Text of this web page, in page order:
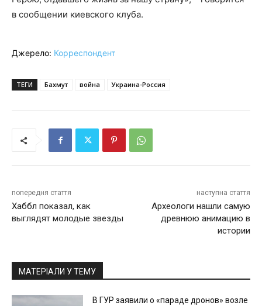
в сообщении киевского клуба.
Джерело: Корреспондент
ТЕГИ Бахмут война Украина-Россия
попередня стаття
Хаббл показал, как
выглядят молодые звезды
наступна стаття
Археологи нашли самую
древнюю анимацию в
истории
МАТЕРІАЛИ У ТЕМУ
В ГУР заявили о «параде дронов» возле